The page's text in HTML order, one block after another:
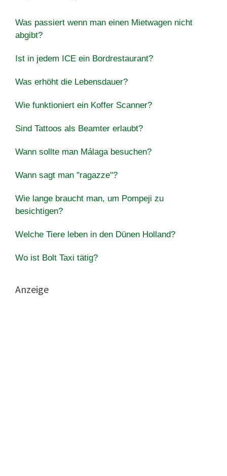
Was passiert wenn man einen Mietwagen nicht
abgibt?
Ist in jedem ICE ein Bordrestaurant?
Was erhöht die Lebensdauer?
Wie funktioniert ein Koffer Scanner?
Sind Tattoos als Beamter erlaubt?
Wann sollte man Málaga besuchen?
Wann sagt man "ragazze"?
Wie lange braucht man, um Pompeji zu
besichtigen?
Welche Tiere leben in den Dünen Holland?
Wo ist Bolt Taxi tätig?
Anzeige